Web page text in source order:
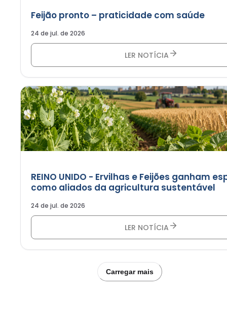
Feijão pronto – praticidade com saúde
24 de jul. de 2026
LER NOTÍCIA
REINO UNIDO - Ervilhas e Feijões ganham
como aliados da agricultura sustentável
24 de jul. de 2026
LER NOTÍCIA
Carregar mais